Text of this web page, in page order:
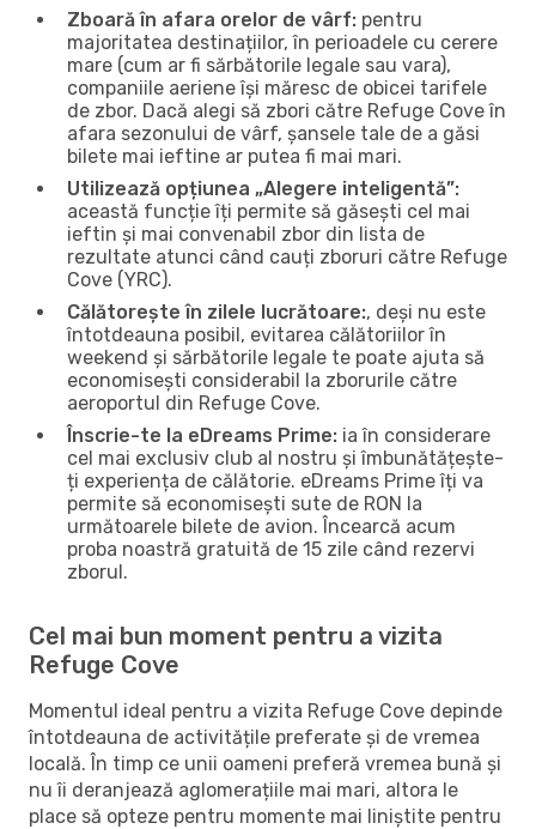
Zboară în afara orelor de vârf: pentru
majoritatea destinațiilor, în perioadele cu cerere
mare (cum ar fi sărbătorile legale sau vara),
companiile aeriene își măresc de obicei tarifele
de zbor. Dacă alegi să zbori către Refuge Cove în
afara sezonului de vârf, șansele tale de a găsi
bilete mai ieftine ar putea fi mai mari.
Utilizează opțiunea „Alegere inteligentă”:
această funcție îți permite să găsești cel mai
ieftin și mai convenabil zbor din lista de
rezultate atunci când cauți zboruri către Refuge
Cove (YRC).
Călătorește în zilele lucrătoare:, deși nu este
întotdeauna posibil, evitarea călătoriilor în
weekend și sărbătorile legale te poate ajuta să
economisești considerabil la zborurile către
aeroportul din Refuge Cove.
Înscrie-te la eDreams Prime: ia în considerare
cel mai exclusiv club al nostru și îmbunătățește-
ți experiența de călătorie. eDreams Prime îți va
permite să economisești sute de RON la
următoarele bilete de avion. Încearcă acum
proba noastră gratuită de 15 zile când rezervi
zborul.
Cel mai bun moment pentru a vizita
Refuge Cove
Momentul ideal pentru a vizita Refuge Cove depinde
întotdeauna de activitățile preferate și de vremea
locală. În timp ce unii oameni preferă vremea bună și
nu îi deranjează aglomerațiile mai mari, altora le
place să opteze pentru momente mai liniștite pentru